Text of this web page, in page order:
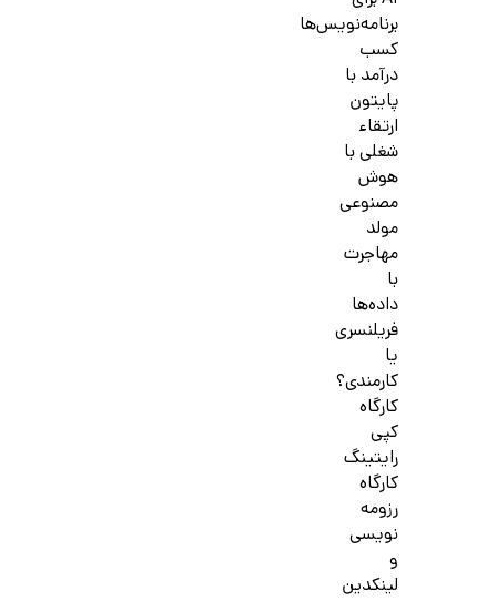
برنامه‌نویس‌ها
کسب
درآمد با
پایتون
ارتقاء
شغلی با
هوش
مصنوعی
مولد
مهاجرت
با
داده‌ها
فریلنسری
یا
کارمندی؟
کارگاه
کپی
رایتینگ
کارگاه
رزومه
نویسی
و
لینکدین